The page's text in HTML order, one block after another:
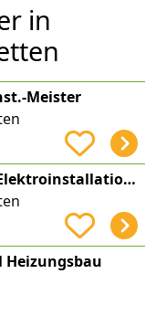
in
Meister
Michael Buchmann Elektroinstallationen
Heizungsbau